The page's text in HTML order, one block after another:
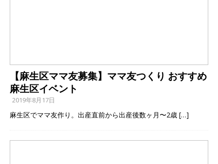
【麻生区ママ友募集】ママ友つくり おすすめ
麻生区イベント
2019年8月17日
麻生区でママ友作り。出産直前から出産後数ヶ月〜2歳 […]